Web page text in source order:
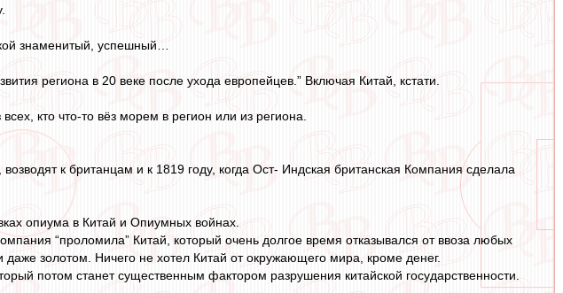
знаменитый, успешный…
региона в 20 веке после ухода европейцев.” Включая Китай, кстати.
кто что-то вёз морем в регион или из региона.
к британцам и к 1819 году, когда Ост- Индская британская Компания сделала
опиума в Китай и Опиумных войнах.
“проломила” Китай, который очень долгое время отказывался от ввоза любых
золотом. Ничего не хотел Китай от окружающего мира, кроме денег.
потом станет существенным фактором разрушения китайской государственности.